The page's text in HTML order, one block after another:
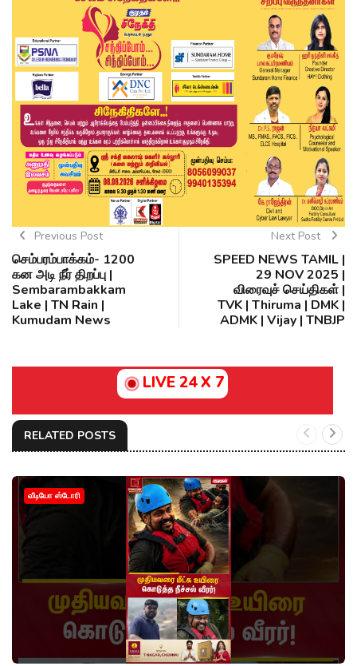
Previous Post
செம்பரம்பாக்கம்- 1200
கன அடி நீர் திறப்பு |
Sembarambakkam
Lake | TN Rain |
Kumudam News
Next Post
SPEED NEWS TAMIL |
29 NOV 2025 |
விரைவுச் செய்திகள் |
TVK | Thiruma | DMK |
ADMK | Vijay | TNBJP
LIVE 24 X 7
RELATED POSTS
வீடியோ ஸ்டோரி